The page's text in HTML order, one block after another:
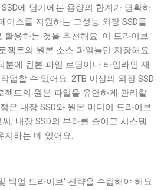
에 담기에는 용량의 한계가 명확하
이스를 지원하는 고성능 외장 SSD를
활용하는 것을 추천해요. 이 드라이브
젝트의 원본 소스 파일들만 저장해요.
분에 원본 파일 로딩이나 타임라인 재
업할 수 있어요. 2TB 이상의 외장 SSD
젝트의 원본 파일을 유연하게 관리할
은 내장 SSD와 원본 미디어 드라이브
, 내장 SSD의 부하를 줄이고 시스템
지하는 데 있어요.
백업 드라이브' 전략을 수립해야 해요.